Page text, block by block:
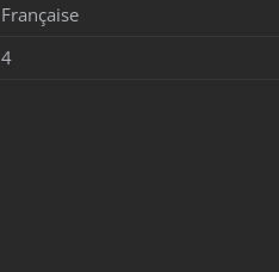
Française
4